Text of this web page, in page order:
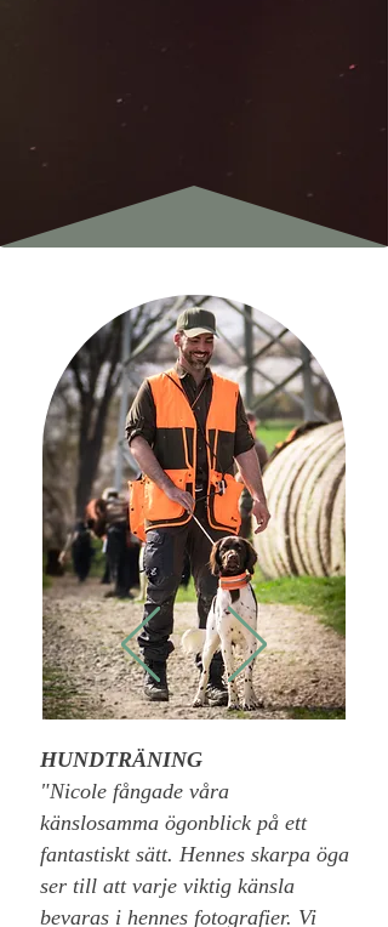
HUNDTRÄNING
"Nicole fångade våra
känslosamma ögonblick på ett
fantastiskt sätt. Hennes skarpa öga
ser till att varje viktig känsla
bevaras i hennes fotografier. Vi